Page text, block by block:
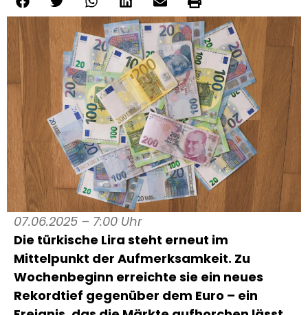
07.06.2025 – 7:00 Uhr
Die türkische Lira steht erneut im
Mittelpunkt der Aufmerksamkeit. Zu
Wochenbeginn erreichte sie ein neues
Rekordtief gegenüber dem Euro – ein